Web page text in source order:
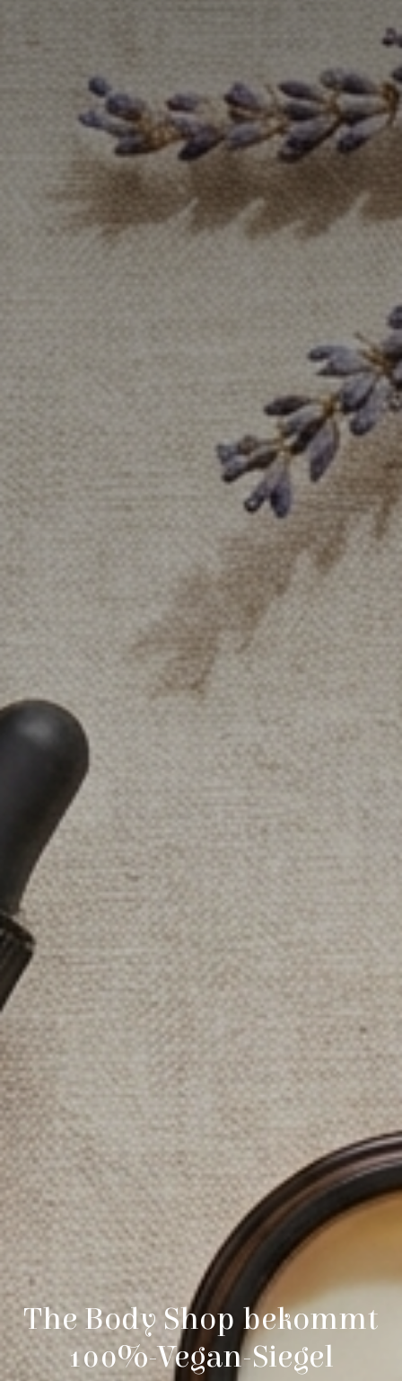
The Body Shop bekommt
100%-Vegan-Siegel